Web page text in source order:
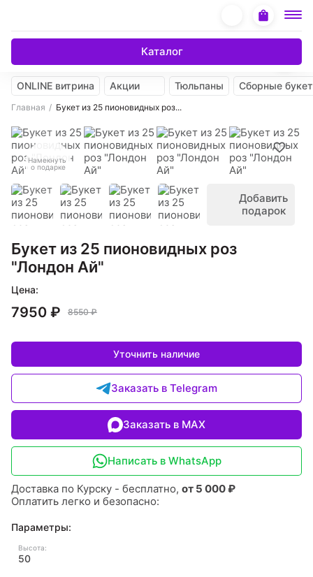
Каталог
ONLINE витрина Акции Тюльпаны Сборные
Главная Букет из 25 пионовидных роз...
Намекнуть
о подарке
Добавить
подарок
Букет из 25 пионовидных роз
"Лондон Ай"
Цена:
7950 ₽ 8550 ₽
Уточнить наличие
Заказать в Telegram
Заказать в MAX
Написать в WhatsApp
Доставка по Курску - бесплатно, от 5 000 ₽
Оплатить легко и безопасно:
Параметры:
Высота:
50